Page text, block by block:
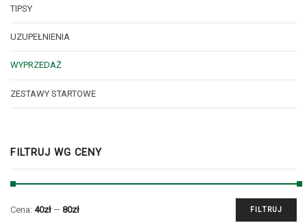
TIPSY
UZUPEŁNIENIA
WYPRZEDAŻ
ZESTAWY STARTOWE
FILTRUJ WG CENY
FILTRUJ
Cena: 40zł — 80zł